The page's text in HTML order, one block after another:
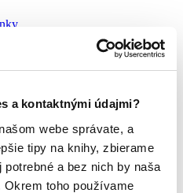
a kontaktnými údajmi?
webe správate, a
tipy na knihy, zbierame
a bez nich by naša
toho používame
(0 titulov)dostupná (bez